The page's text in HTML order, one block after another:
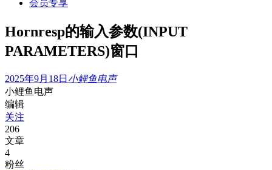
会员专享
Hornresp的输入参数(INPUT
PARAMETERS)窗口
2025年9月18日 小鲤鱼电声
小鲤鱼电声
编辑
关注
206
文章
4
粉丝